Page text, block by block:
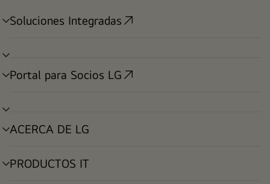
Soluciones Integradas
alternar
alternar
Portal para Socios LG
alternar
alternar
ACERCA DE LG
alternar
PRODUCTOS IT
alternar